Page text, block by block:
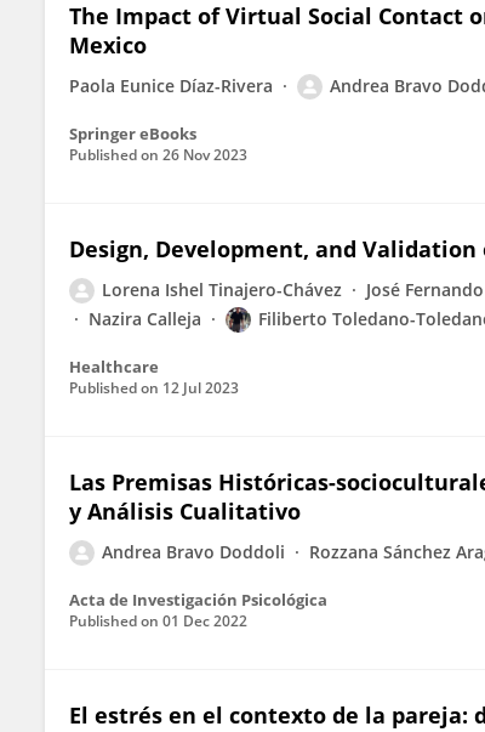
The Impact of Virtual Social Contact
Mexico
Paola Eunice Díaz-Rivera Andrea Bravo
Springer eBooks
Published on 26 Nov 2023
Design, Development, and Validation
Lorena Ishel Tinajero-Chávez José
Nazira Calleja
Filiberto Toledano-
Healthcare
Published on 12 Jul 2023
Las Premisas Históricas-
y Análisis Cualitativo
Andrea Bravo Doddoli Rozzana Sánchez
Acta de Investigación Psicológica
Published on 01 Dec 2022
El estrés en el contexto de la pareja: